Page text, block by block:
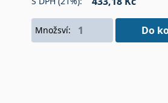
Množsví: Do